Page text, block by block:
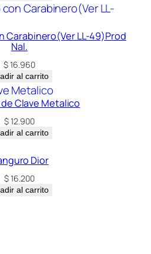
Carabinero(Ver LL-49)Prod
Nal.
$16.960
al carrito
Clave Metalico
$12.900
al carrito
Dior
$16.200
al carrito